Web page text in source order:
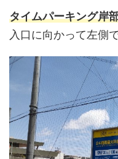
タイムパーキング岸
入口に向かって左側で